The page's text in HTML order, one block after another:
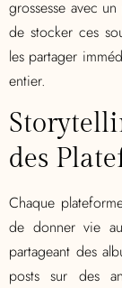
grossesse avec
de stocker ces
les partager
entier.
des
Chaque
de donner vie
partageant des
posts sur des